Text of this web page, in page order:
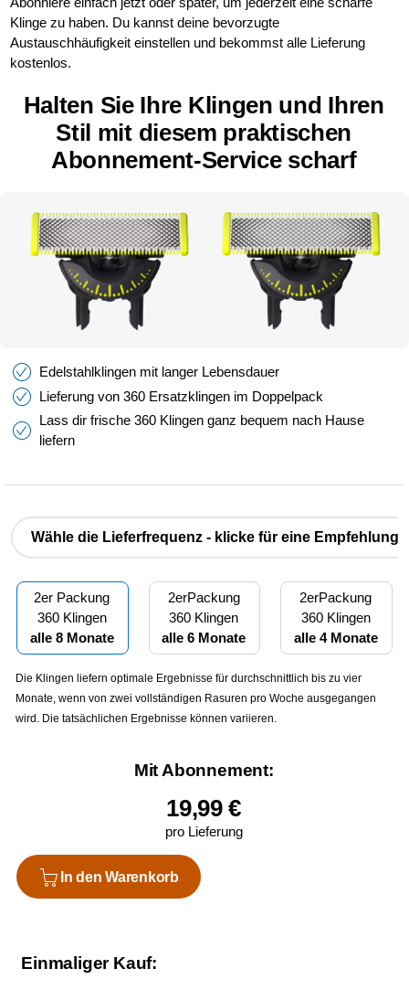
Klinge zu haben. Du kannst deine bevorzugte
Austauschhäufigkeit einstellen und bekommst alle Lieferung
kostenlos.
Halten Sie Ihre Klingen und Ihren
Stil mit diesem praktischen
Abonnement-Service scharf
Edelstahlklingen mit langer Lebensdauer
Lieferung von 360 Ersatzklingen im Doppelpack
Lass dir frische 360 Klingen ganz bequem nach Hause
liefern
Wähle die Lieferfrequenz - klicke für eine Empfehlung
2er Packung
360 Klingen
alle 8 Monate
2erPackung
360 Klingen
alle 6 Monate
2erPackung
360 Klingen
alle 4 Monate
Die Klingen liefern optimale Ergebnisse für durchschnittlich bis zu vier
Monate, wenn von zwei vollständigen Rasuren pro Woche ausgegangen
wird. Die tatsächlichen Ergebnisse können variieren.
Mit Abonnement:
19,99 €
pro Lieferung
In den Warenkorb
Einmaliger Kauf: